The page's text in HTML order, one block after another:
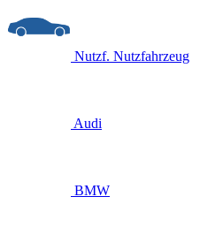
Nutzf. Nutzfahrzeug
Audi
BMW